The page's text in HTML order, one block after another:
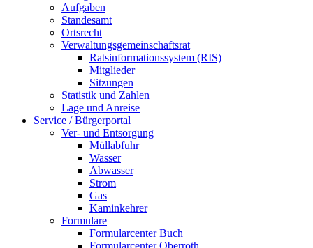
Aufgaben
Standesamt
Ortsrecht
Verwaltungsgemeinschaftsrat
Ratsinformationssystem (RIS)
Mitglieder
Sitzungen
Statistik und Zahlen
Lage und Anreise
Service / Bürgerportal
Ver- und Entsorgung
Müllabfuhr
Wasser
Abwasser
Strom
Gas
Kaminkehrer
Formulare
Formularcenter Buch
Formularcenter Oberroth